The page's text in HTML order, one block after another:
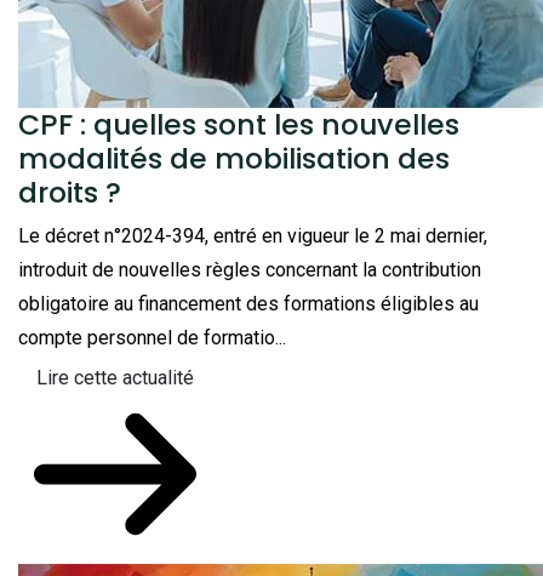
CPF : quelles sont les nouvelles
modalités de mobilisation des
droits ?
Le décret n°2024-394, entré en vigueur le 2 mai dernier,
introduit de nouvelles règles concernant la contribution
obligatoire au financement des formations éligibles au
compte personnel de formatio...
Lire cette actualité